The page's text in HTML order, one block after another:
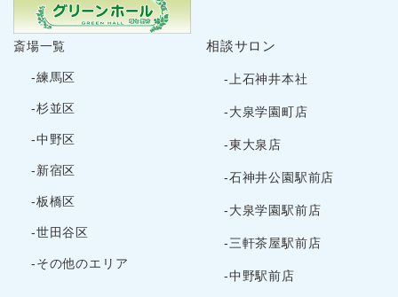
2024年7月
2024年6月
2024年5月
2024年2月
2024年1月
2023年12月
2023年9月
斎場一覧
-練馬区
-杉並区
-中野区
-新宿区
-板橋区
-世田谷区
-その他のエリア
相談サロン
-上石神井本社
-大泉学園町店
-東大泉店
-石神井公園駅前店
-大泉学園駅前店
-三軒茶屋駅前店
-中野駅前店